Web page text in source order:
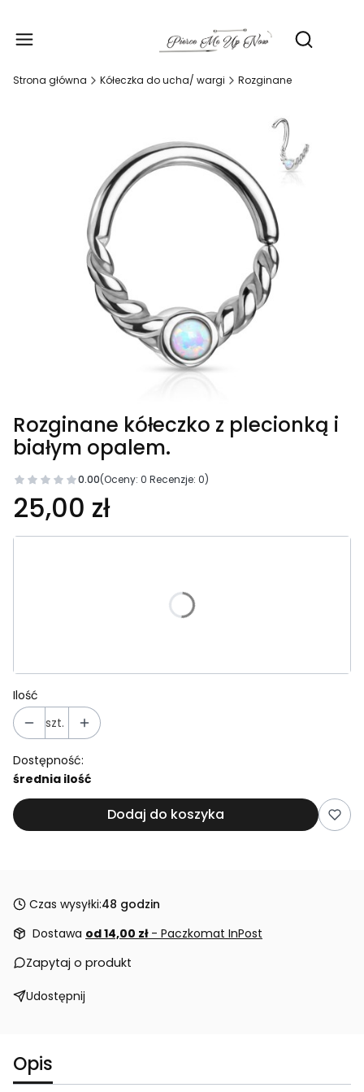
Otwórz
Strona główna Kółeczka do ucha/ wargi Rozginane
Rozginane kółeczko z plecionką i
białym opalem.
0.00(Oceny: 0 Recenzje: 0)
25,00 zł
Ilość
szt.
Dostępność:
średnia ilość
Dodaj do koszyka
Czas wysyłki:48 godzin
Dostawa od 14,00 zł - Paczkomat InPost
Zapytaj o produkt
Udostępnij
Opis